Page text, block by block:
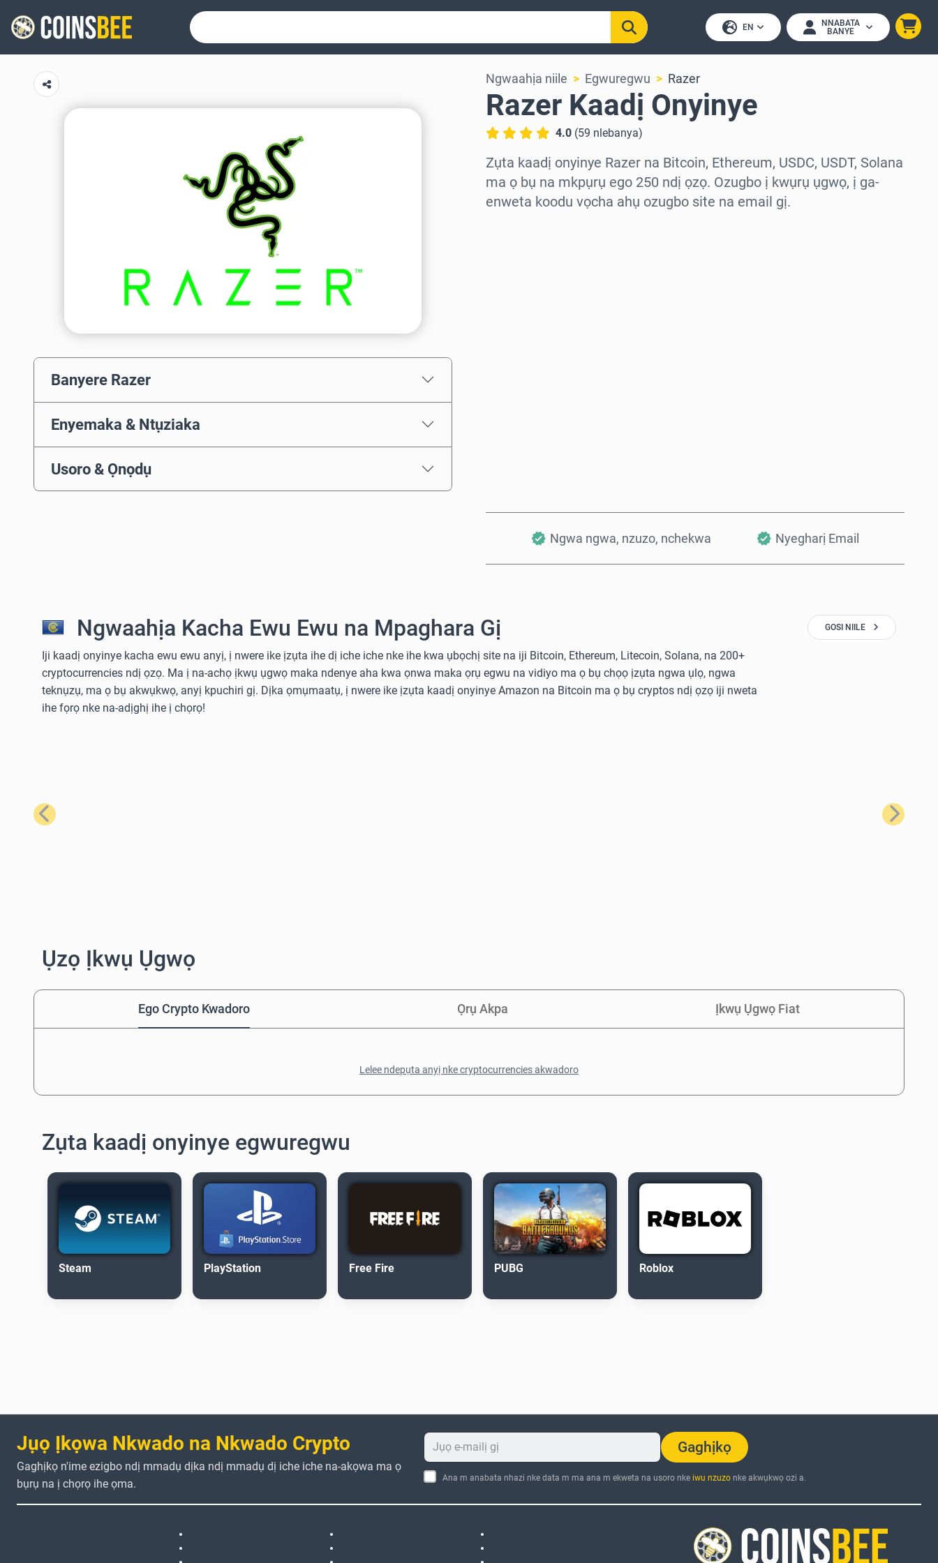
EN
NNABATA
BANYE
Banyere Razer
Enyemaka & Ntụziaka
Usoro & Ọnọdụ
Ngwaahịa niile Egwuregwu Razer
Razer Kaadị Onyinye
4.0 (59 nlebanya)
Zụta kaadị onyinye Razer na Bitcoin, Ethereum, USDC, USDT, Solana
ma ọ bụ na mkpụrụ ego 250 ndị ọzọ. Ozugbo ị kwụrụ ụgwọ, ị ga-
enweta koodu vọcha ahụ ozugbo site na email gị.
Ngwa ngwa, nzuzo, nchekwa Nyegharị Email
Ngwaahịa Kacha Ewu Ewu na Mpaghara Gị
Iji kaadị onyinye kacha ewu ewu anyị, ị nwere ike ịzụta ihe dị iche iche nke ihe kwa ụbọchị site na iji Bitcoin, Ethereum, Litecoin, Solana, na 200+
cryptocurrencies ndị ọzọ. Ma ị na-achọ ịkwụ ụgwọ maka ndenye aha kwa ọnwa maka ọrụ egwu na vidiyo ma ọ bụ chọọ ịzụta ngwa ụlọ, ngwa
teknụzụ, ma ọ bụ akwụkwọ, anyị kpuchiri gị. Dịka ọmụmaatụ, ị nwere ike ịzụta kaadị onyinye Amazon na Bitcoin ma ọ bụ cryptos ndị ọzọ iji nweta
ihe fọrọ nke na-adịghị ihe ị chọrọ!
GOSI NIILE
Nke gara aga Nke na-
Ụzọ Ịkwụ Ụgwọ
Ego Crypto Kwadoro Ọrụ Akpa Ịkwụ Ụgwọ Fiat
Lelee ndepụta anyị nke cryptocurrencies akwadoro
Zụta kaadị onyinye egwuregwu
Steam PlayStation Free Fire PUBG Roblox
Jụọ Ịkọwa Nkwado na Nkwado Crypto
Gaghịkọ n'ime ezigbo ndị mmadụ dịka ndị mmadụ dị iche iche na-akọwa ma ọ
bụrụ na ị chọrọ ihe ọma.
Gaghịkọ
Ana m anabata nhazi nke data m ma ana m ekweta na usoro nke iwu nzuzonke akwụkwọ ozi a.